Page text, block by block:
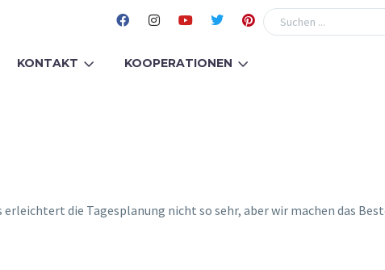
KONTAKT KOOPERATIONEN
die Tagesplanung nicht so sehr, aber wir machen das